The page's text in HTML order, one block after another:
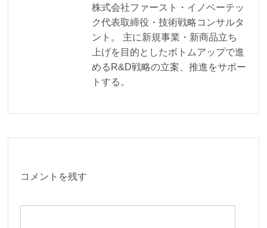
株式会社ファースト・イノベーテッ
ク代表取締役・技術戦略コンサルタ
ント。 主に新規事業・新商品立ち
上げを目的としたボトムアップで進
めるR&D戦略の立案、推進をサポー
トする。
コメントを残す